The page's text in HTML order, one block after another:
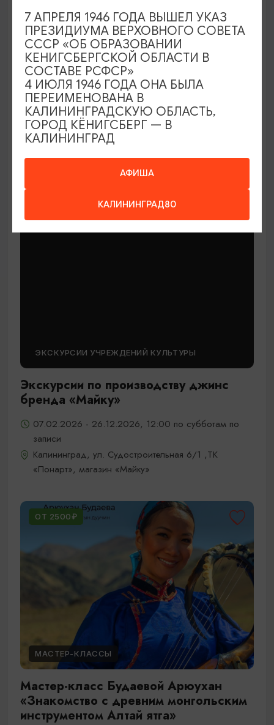
МАСТЕР-КЛАССЫ
Мастер-классы по керамике Елены
Бодяковой
Калининград, ул. Баранова, 45
ЭКСКУРСИИ УЧРЕЖДЕНИЙ КУЛЬТУРЫ
Экскурсии по производству джинс
бренда «Майку»
07.02.2026 - 26.12.2026, 12:00 по субботам по
записи
Калининград, ул. Судостроительная 6/1 ,ТК
«Понарт», магазин «Майку»
ОТ 2500₽
МАСТЕР-КЛАССЫ
Мастер-класс Будаевой Арюухан
«Знакомство с древним монгольским
инструментом Алтай ятга»
АФИША
КАЛИНИНГРАД80
7 АПРЕЛЯ 1946 ГОДА ВЫШЕЛ УКАЗ
ПРЕЗИДИУМА ВЕРХОВНОГО СОВЕТА
СССР «ОБ ОБРАЗОВАНИИ
КЕНИГСБЕРГСКОЙ ОБЛАСТИ В
СОСТАВЕ РСФСР»
4 ИЮЛЯ 1946 ГОДА ОНА БЫЛА
ПЕРЕИМЕНОВАНА В
КАЛИНИНГРАДСКУЮ ОБЛАСТЬ,
ГОРОД КЁНИГСБЕРГ — В
КАЛИНИНГРАД